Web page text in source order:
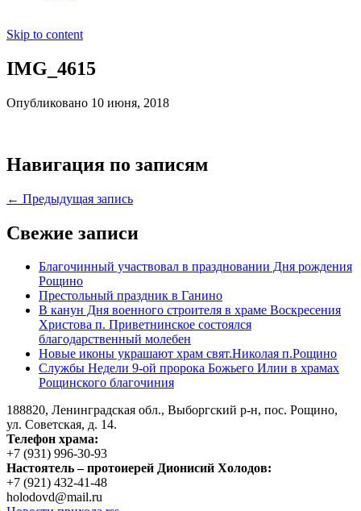
Skip to content
IMG_4615
Опубликовано 10 июня, 2018
Навигация по записям
← Предыдущая запись
Свежие записи
Благочинный участвовал в праздновании Дня рождения
Рощино
Престольный праздник в Ганино
В канун Дня военного строителя в храме Воскресения
Христова п. Приветнинское состоялся
благодарственный молебен
Новые иконы украшают храм свят.Николая п.Рощино
Службы Недели 9-ой пророка Божьего Илии в храмах
Рощинского благочиния
188820, Ленинградская обл., Выборгский р-н, пос. Рощино,
ул. Советская, д. 14.
Телефон храма:
+7 (931) 996-30-93
Настоятель – протоиерей Дионисий Холодов:
+7 (921) 432-41-48
holodovd@mail.ru